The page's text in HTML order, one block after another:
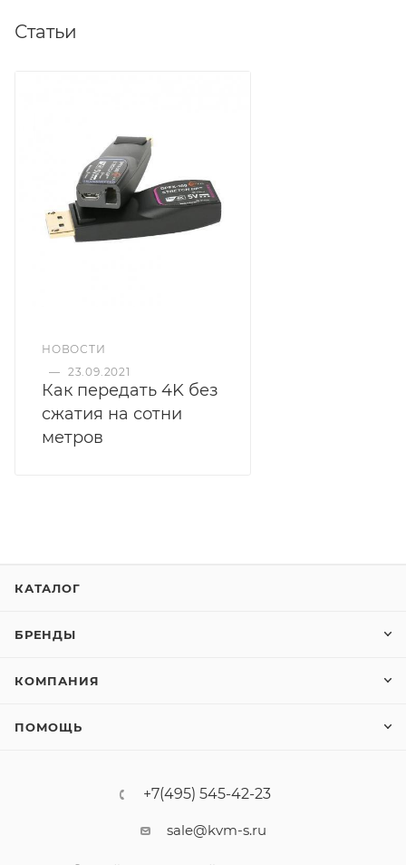
Статьи
НОВОСТИ
— 23.09.2021
Как передать 4K без
сжатия на сотни
метров
КАТАЛОГ
БРЕНДЫ
КОМПАНИЯ
ПОМОЩЬ
+7(495) 545-42-23
sale@kvm-s.ru